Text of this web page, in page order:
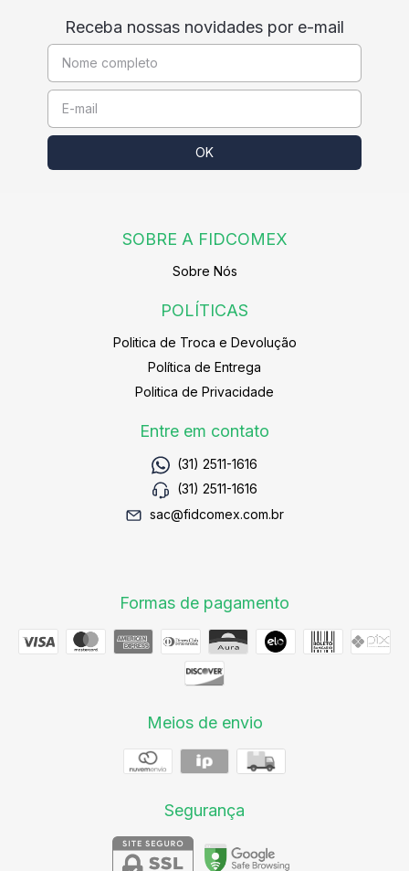
Receba nossas novidades por e-mail
SOBRE A FIDCOMEX
Sobre Nós
POLÍTICAS
Politica de Troca e Devolução
Política de Entrega
Politica de Privacidade
Entre em contato
(31) 2511-1616
(31) 2511-1616
sac@fidcomex.com.br
Formas de pagamento
Meios de envio
Segurança